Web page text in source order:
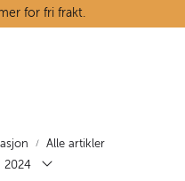
for fri frakt.
Alle artikler
2024